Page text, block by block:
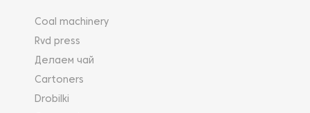
Coal machinery
Rvd press
Делаем чай
Cartoners
Drobilki